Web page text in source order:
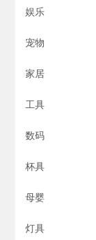
娱乐
宠物
家居
工具
数码
杯具
母婴
灯具